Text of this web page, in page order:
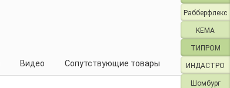
Рабберфлекс
KEMA
ТИПРОМ
ИНДАСТРО
Шомбург
Видео Сопутствующие товары